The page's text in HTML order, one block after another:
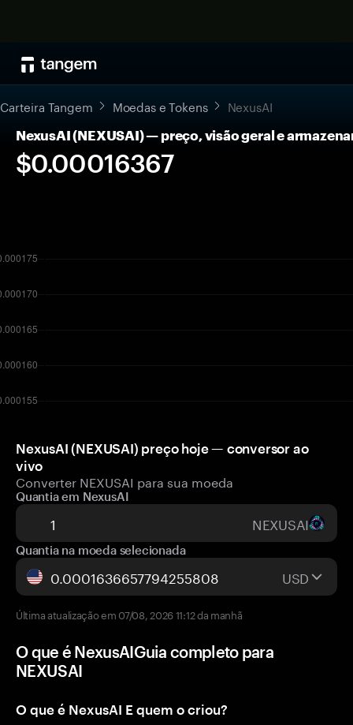
Carteira Tangem Moedas e Tokens NexusAI
NexusAI (NEXUSAI) — preço, visão geral e
$0.00016367
NexusAI (NEXUSAI) preço hoje — conversor ao
vivo
Converter NEXUSAI para sua moeda
Quantia em NexusAI
NEXUSAI
Quantia na moeda selecionada
USD
Última atualização em 07/08, 2026 11:12 da manhã
O que é NexusAIGuia completo para
NEXUSAI
O que é NexusAI E quem o criou?